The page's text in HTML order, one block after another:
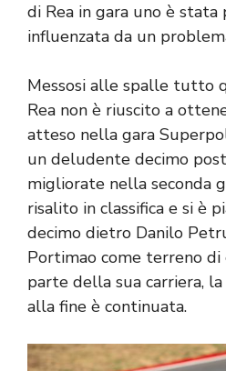
di Rea in gara uno è
influenzata da un
Messosi alle spalle tutto
Rea non è riuscito a
atteso nella gara
un deludente decimo
migliorate nella seconda
risalito in classifica e si è
decimo dietro Danilo
Portimao come terreno di
parte della sua carriera,
alla fine è continuata.